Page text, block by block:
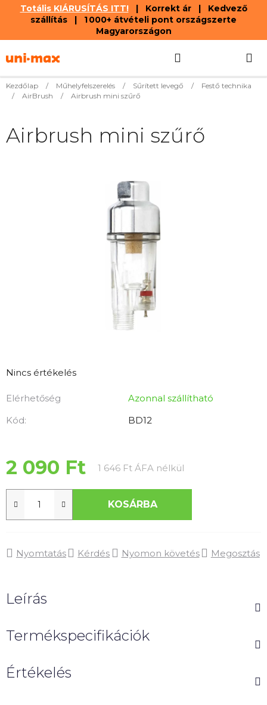
Totális KIÁRUSÍTÁS ITT!| Korrekt ár | Kedvező
szállítás | 1 000+ átvételi pont országszerte
Magyarországon
tartalomhoz
KOSÁR
Kezdőlap / Műhelyfelszerelés / Sűrített levegő /
Festő technika
/
AirBrush / Airbrush mini szűrő
A
átlagos
értékelése
0,0
csillag.
Nincs értékelés
Elérhetőség
Azonnal szállítható
Kód:
BD12
2 090 Ft 1 646 Ft ÁFA nélkül
KOSÁRBA
Nyomtatás Kérdés Nyomon követés Megosztás
Airbrush mini szűrő
Leírás
Termékspecifikációk
Értékelés